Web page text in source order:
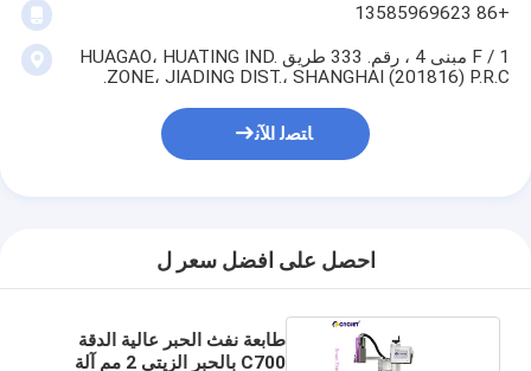
+86 13585969623
1 / F مبنى 4 ، رقم. 333 طريق HUAGAO، HUATING IND.
ZONE، JIADING DIST.، SHANGHAI (201816) P.R.C.
ﺎﺘﺼﻟ ﺍﻶﻧ
احصل على افضل سعر ل
طابعة نفث الحبر عالية الدقة
C700 بالحبر الزيتي 2 مم آلة